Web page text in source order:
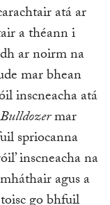
atá ar
a théann i
ar noirm na
mar bhean
inscneacha atá
mar
spriocanna
inscneacha na
agus a